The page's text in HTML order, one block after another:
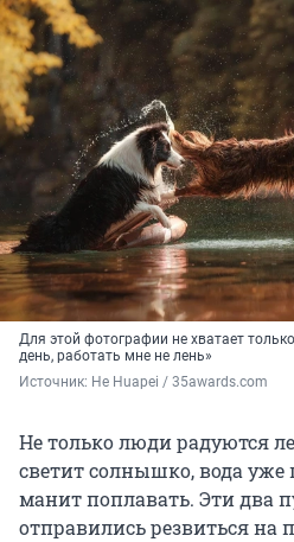
Для этой фотографии не хватает
день, работать мне не лень»
Источник: He Huapei / 35awards.com
Не только люди радуются
светит солнышко, вода уже
манит поплавать. Эти два
отправились резвиться на